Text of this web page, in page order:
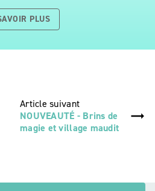
PLUS
Article suivant
NOUVEAUTÉ - Brins de
magie et village maudit